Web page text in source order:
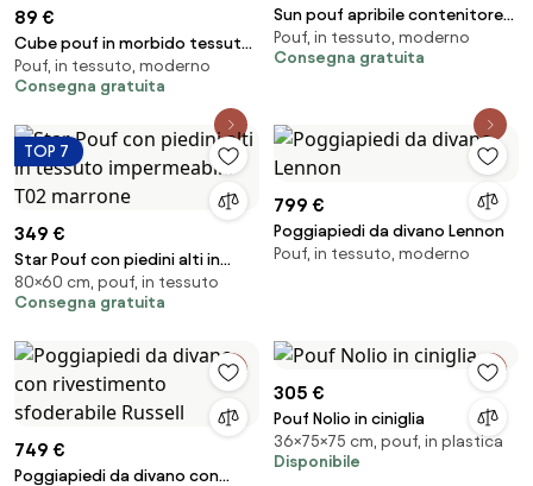
89 €
Cube pouf in morbido tessuto
impermeabile ad intreccio
melangiato T06 verde
Pouf, in tessuto, moderno
Consegna gratuita
Sun pouf apribile contenitore
in microfibra smacchiabile T11
panna
Pouf, in tessuto, moderno
Consegna gratuita
TOP 7
349 €
Star Pouf con piedini alti in
tessuto impermeabile T02
marrone
80×60 cm, pouf, in tessuto
Consegna gratuita
799 €
Poggiapiedi da divano Lennon
Pouf, in tessuto, moderno
749 €
Poggiapiedi da divano con
305 €
Pouf Nolio in ciniglia
36×75×75 cm, pouf, in plastica
Disponibile